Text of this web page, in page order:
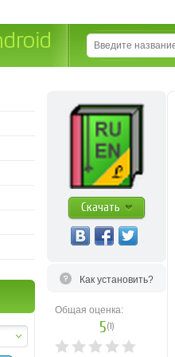
Скачать
Как установить?
Общая оценка:
5(1)